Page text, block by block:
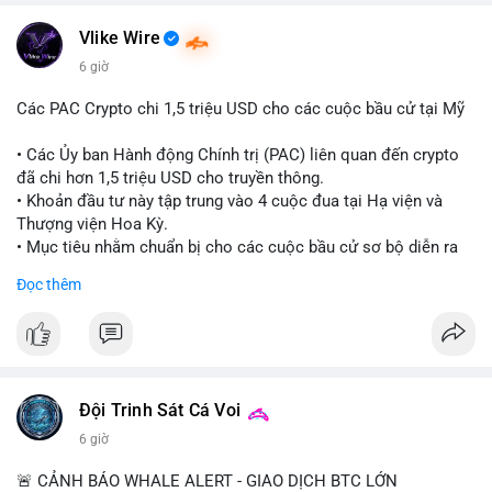
📰 Nguồn: CoinDesk
Vlike Wire
6 giờ
Các PAC Crypto chi 1,5 triệu USD cho các cuộc bầu cử tại Mỹ
• Các Ủy ban Hành động Chính trị (PAC) liên quan đến crypto
đã chi hơn 1,5 triệu USD cho truyền thông.
• Khoản đầu tư này tập trung vào 4 cuộc đua tại Hạ viện và
Thượng viện Hoa Kỳ.
• Mục tiêu nhằm chuẩn bị cho các cuộc bầu cử sơ bộ diễn ra
#vlikevn #titanbot
Đọc thêm
Đội Trinh Sát Cá Voi
6 giờ
🚨 CẢNH BÁO WHALE ALERT - GIAO DỊCH BTC LỚN